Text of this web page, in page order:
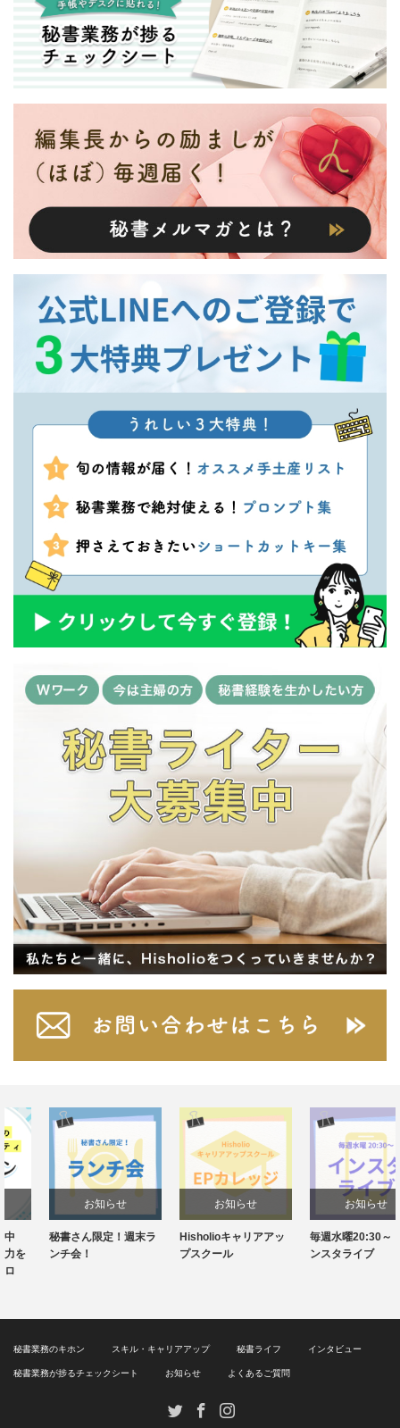
お知らせ
秘書さん限定！週末ラ
ンチ会！
お知らせ
Hisholioキャリアアッ
プスクール
お知らせ
毎週水曜20:30～！イ
ンスタライブ
秘書業務のキホン スキル・キャリアアップ 秘書ライフ インタビュー
秘書業務が捗るチェックシート お知らせ よくあるご質問
TwitterFacebook